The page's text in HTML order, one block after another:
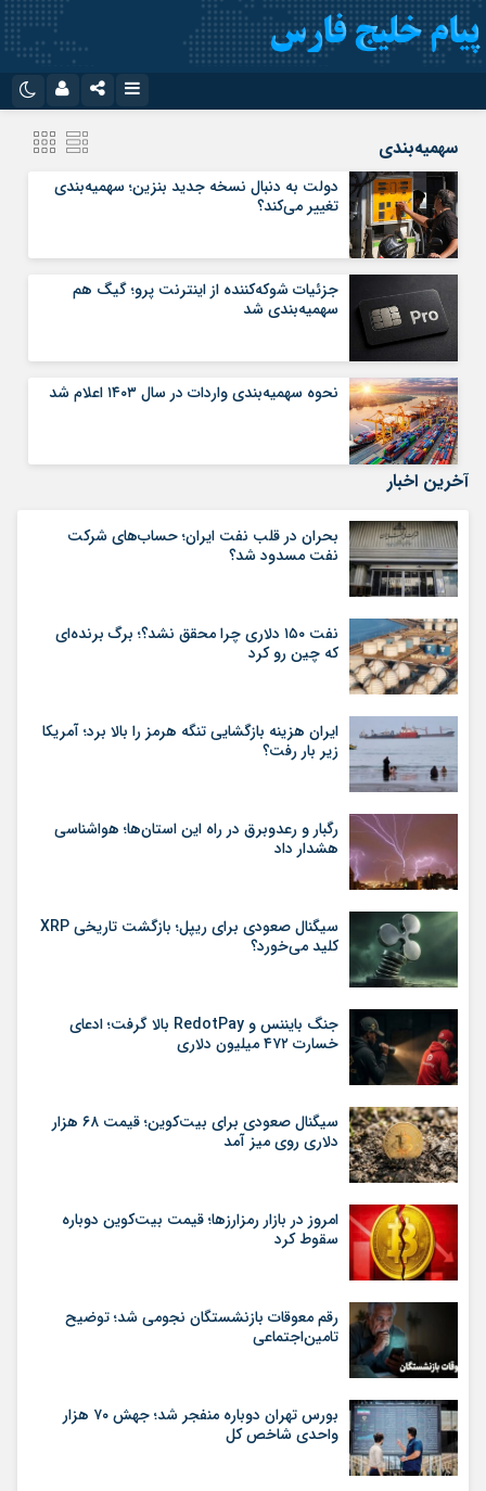
سروش
آپارات
رمز عبور
مرا به خاطر بسپار
سهمیه‌بندی
دولت به دنبال نسخه جدید بنزین؛ سهمیه‌بندی
تغییر می‌کند؟
جزئیات شوکه‌کننده از اینترنت پرو؛ گیگ هم
سهمیه‌بندی شد
نحوه سهمیه‌بندی واردات در سال ۱۴۰۳ اعلام شد
آخرین اخبار
بحران در قلب نفت ایران؛ حساب‌های شرکت
نفت مسدود شد؟
نفت ۱۵۰ دلاری چرا محقق نشد؟؛ برگ برنده‌ای
که چین رو کرد
ایران هزینه بازگشایی تنگه هرمز را بالا برد؛ آمریکا
زیر بار رفت؟
رگبار و رعدوبرق در راه این استان‌ها؛ هواشناسی
هشدار داد
سیگنال صعودی برای ریپل؛ بازگشت تاریخی XRP
کلید می‌خورد؟
جنگ بایننس و RedotPay بالا گرفت؛ ادعای
خسارت ۴۷۲ میلیون دلاری
سیگنال صعودی برای بیت‌کوین؛ قیمت ۶۸ هزار
دلاری روی میز آمد
امروز در بازار رمزارزها؛ قیمت بیت‌کوین دوباره
سقوط کرد
رقم معوقات بازنشستگان نجومی شد؛ توضیح
تامین‌اجتماعی
بورس تهران دوباره منفجر شد؛ جهش ۷۰ هزار
واحدی شاخص کل